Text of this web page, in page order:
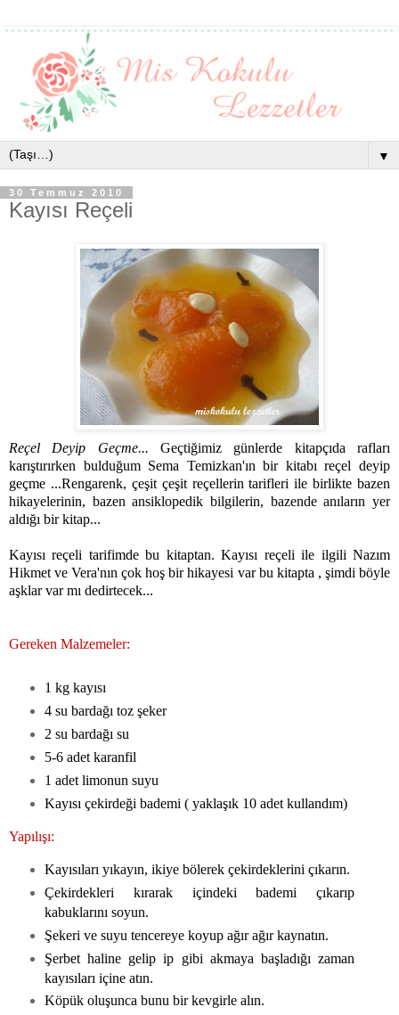
▼
30 Temmuz 2010
Kayısı Reçeli
Reçel Deyip Geçme... Geçtiğimiz günlerde kitapçıda rafları
karıştırırken bulduğum Sema Temizkan'ın bir kitabı reçel deyip
geçme ...Rengarenk, çeşit çeşit reçellerin tarifleri ile birlikte bazen
hikayelerinin, bazen ansiklopedik bilgilerin, bazende anıların yer
aldığı bir kitap...
Kayısı reçeli tarifimde bu kitaptan. Kayısı reçeli ile ilgili Nazım
Hikmet ve Vera'nın çok hoş bir hikayesi var bu kitapta , şimdi böyle
aşklar var mı dedirtecek...
Gereken Malzemeler:
1 kg kayısı
4 su bardağı toz şeker
2 su bardağı su
5-6 adet karanfil
1 adet limonun suyu
Kayısı çekirdeği bademi ( yaklaşık 10 adet kullandım)
Yapılışı:
Kayısıları yıkayın, ikiye bölerek çekirdeklerini çıkarın.
Çekirdekleri kırarak içindeki bademi çıkarıp
kabuklarını soyun.
Şekeri ve suyu tencereye koyup ağır ağır kaynatın.
Şerbet haline gelip ip gibi akmaya başladığı zaman
kayısıları içine atın.
Köpük oluşunca bunu bir kevgirle alın.